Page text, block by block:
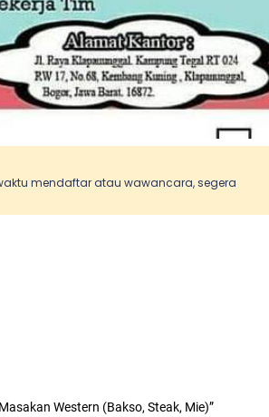
mendaftar atau wawancara, segera
Western (Bakso, Steak, Mie)”